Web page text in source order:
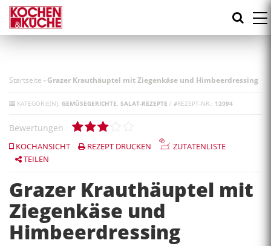
Direkt
zum
Inhalt
Startseite -Grazer Krauthäuptel mit Ziegenkäse und Himbeerdressing
KATEGORIE(N): GEMÜSEGERICHTE SALAT-REZEPTE / #REZEPT-NR.: 12094
Bewertungen
KOCHANSICHT REZEPT DRUCKEN
ZUTATENLISTE
TEILEN
Grazer Krauthäuptel mit
Ziegenkäse und
Himbeerdressing